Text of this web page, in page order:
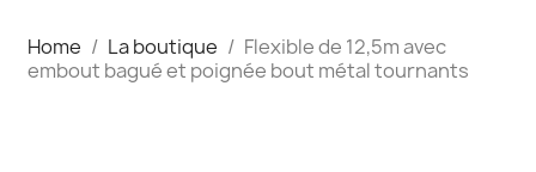
Home La boutique
Flexible de 12,5m avec
embout bagué et poignée bout métal tournants